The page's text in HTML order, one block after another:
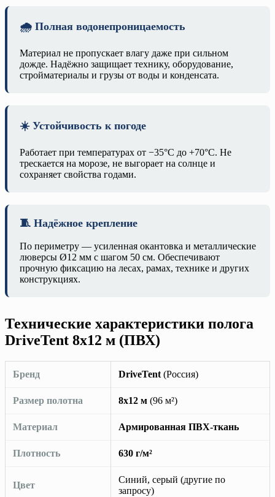
🌧️ Полная водонепроницаемость
Материал не пропускает влагу даже при сильном
дожде. Надёжно защищает технику, оборудование,
стройматериалы и грузы от воды и конденсата.
☀️ Устойчивость к погоде
Работает при температурах от −35°C до +70°C. Не
трескается на морозе, не выгорает на солнце и
сохраняет свойства годами.
🧵 Надёжное крепление
По периметру — усиленная окантовка и металлические
люверсы Ø12 мм с шагом 50 см. Обеспечивают
прочную фиксацию на лесах, рамах, технике и других
конструкциях.
Технические характеристики полога
DriveTent 8х12 м (ПВХ)
Бренд DriveTent (Россия)
Размер полотна 8х12 м (96 м²)
Материал Армированная ПВХ-ткань
Плотность 630 г/м²
Цвет
Синий, серый (другие по
запросу)